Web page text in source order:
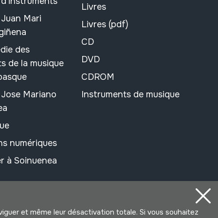
Mari
des
de la musique
Mariano
numériques
à Soinuenea
Livres
Livres (pdf)
CD
DVD
CDROM
Instruments de musique
et même leur désactivation totale. Si vous souhaitez